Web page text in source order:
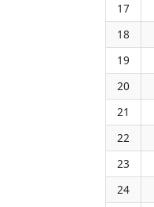
17
18
19
20
21
22
23
24